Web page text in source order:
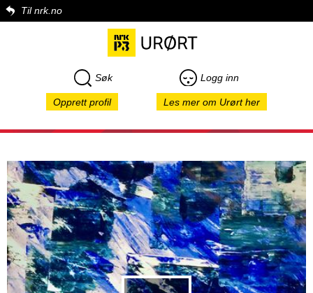
Til nrk.no
Søk Logg inn
Opprett profil Les mer om Urørt her